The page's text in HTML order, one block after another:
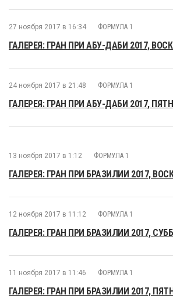
27 ноября 2017 в 16:34 ФОРМУЛА 1
ГАЛЕРЕЯ: ГРАН ПРИ АБУ-ДАБИ 2017,
24 ноября 2017 в 21:48 ФОРМУЛА 1
ГАЛЕРЕЯ: ГРАН ПРИ АБУ-ДАБИ 2017,
13 ноября 2017 в 1:12 ФОРМУЛА 1
ГАЛЕРЕЯ: ГРАН ПРИ БРАЗИЛИИ 2017,
12 ноября 2017 в 11:12 ФОРМУЛА 1
ГАЛЕРЕЯ: ГРАН ПРИ БРАЗИЛИИ 2017,
11 ноября 2017 в 11:46 ФОРМУЛА 1
ГАЛЕРЕЯ: ГРАН ПРИ БРАЗИЛИИ 2017,